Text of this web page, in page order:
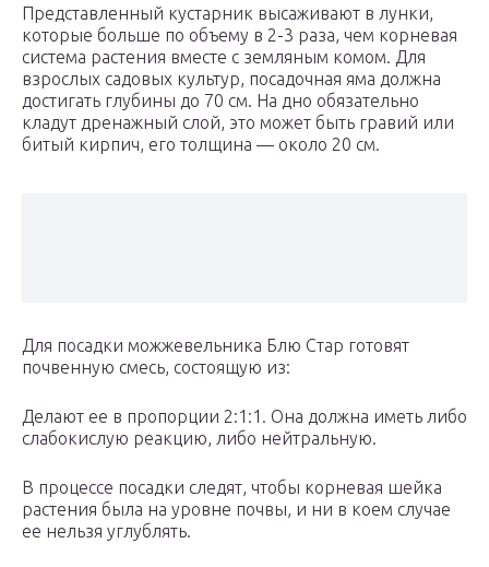
Представленный кустарник высаживают в лунки,
которые больше по объему в 2-3 раза, чем корневая
система растения вместе с земляным комом. Для
взрослых садовых культур, посадочная яма должна
достигать глубины до 70 см. На дно обязательно
кладут дренажный слой, это может быть гравий или
битый кирпич, его толщина — около 20 см.
Для посадки можжевельника Блю Стар готовят
почвенную смесь, состоящую из:
Делают ее в пропорции 2:1:1. Она должна иметь либо
слабокислую реакцию, либо нейтральную.
В процессе посадки следят, чтобы корневая шейка
растения была на уровне почвы, и ни в коем случае
ее нельзя углублять.